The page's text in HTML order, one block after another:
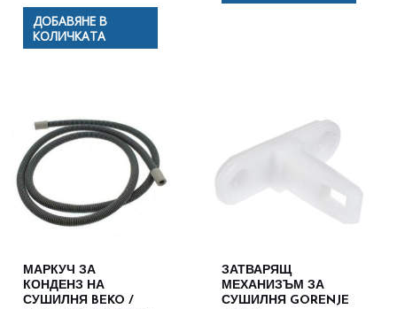
ДОБАВЯНЕ В
КОЛИЧКАТА
МАРКУЧ ЗА
КОНДЕНЗ НА
СУШИЛНЯ BEKO /
ЗАТВАРЯЩ
МЕХАНИЗЪМ ЗА
СУШИЛНЯ GORENJE